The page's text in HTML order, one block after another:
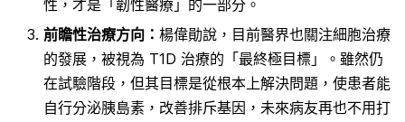
性，才是「韌性醫療」的一部分。
前瞻性治療方向： 楊偉勛說，目前醫界也關注細胞治療
的發展，被視為 T1D 治療的「最終極目標」。雖然仍
在試驗階段，但其目標是從根本上解決問題，使患者能
自行分泌胰島素，改善排斥基因，未來病友再也不用打